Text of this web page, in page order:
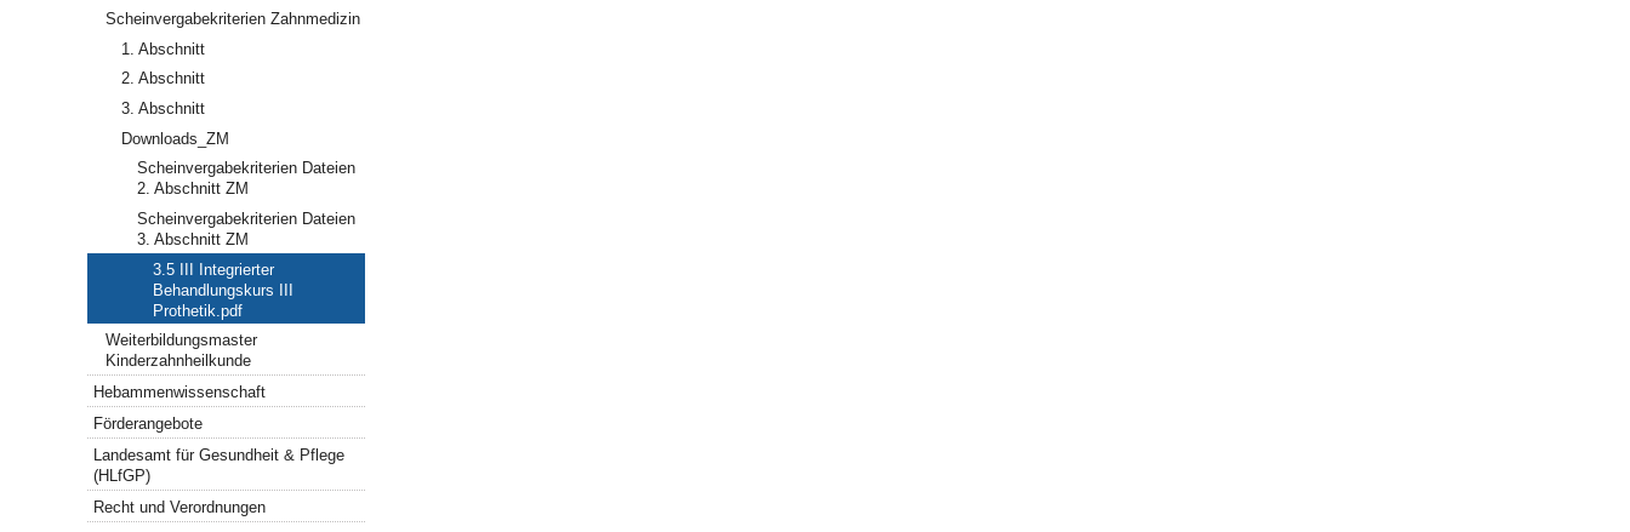
Scheinvergabekriterien Zahnmedizin
1. Abschnitt
2. Abschnitt
3. Abschnitt
Downloads_ZM
Scheinvergabekriterien Dateien
2. Abschnitt ZM
Scheinvergabekriterien Dateien
3. Abschnitt ZM
3.5 III Integrierter
Behandlungskurs III
Prothetik.pdf
Weiterbildungsmaster
Kinderzahnheilkunde
Hebammenwissenschaft
Förderangebote
Landesamt für Gesundheit & Pflege
(HLfGP)
Recht und Verordnungen